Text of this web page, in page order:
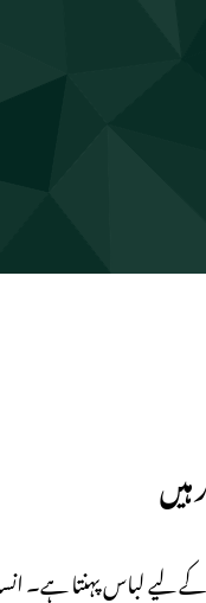
ہیں
کے لیے لباس پہنتا